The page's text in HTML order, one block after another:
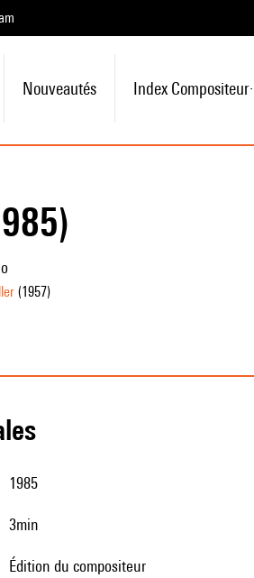
Nouveautés Index
(1957)
1985
3min
édition du compositeur